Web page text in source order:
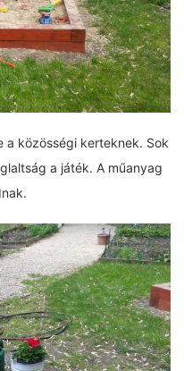
a közösségi kerteknek. Sok
a játék. A műanyag